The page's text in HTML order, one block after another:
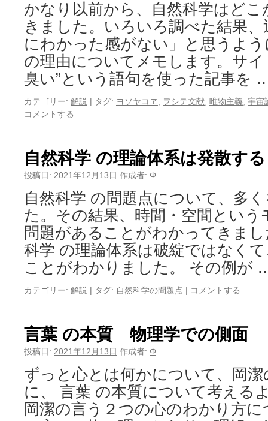
かなり以前から、自然科学はど
きました。いろいろ調べた結果
にわかった感がない」と思うよ
の理由についてメモします。サイ
臭い”という語句を使った記事を
カテゴリー: 解説 | タグ: ヨソヤコヱ ヲシテ文献 唯物主義 宇宙
コメントする
自然科学 の理論体系は発散する
投稿日: 2021年12月13日 作成者: Φ
自然科学 の問題点について、多
た。その結果、時間・空間とい
問題があることがわかってきま
科学 の理論体系は破綻ではなく
ことがわかりました。 その例が
カテゴリー: 解説 | タグ: 自然科学の問題点 | コメントする
言葉 の本質 物理学での側面
投稿日: 2021年12月13日 作成者: Φ
ずっと心とは何かについて、岡
に、 言葉 の本質について考える
岡潔の言う２つの心のわかり方